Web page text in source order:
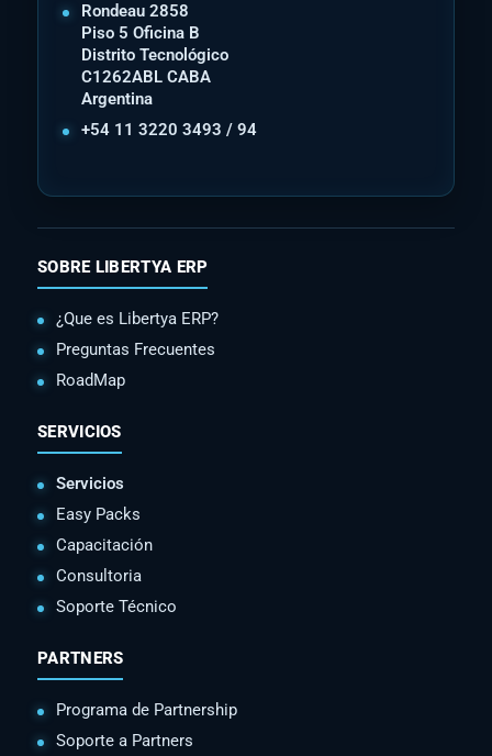
Rondeau 2858
Piso 5 Oficina B
Distrito Tecnológico
C1262ABL CABA
Argentina
+54 11 3220 3493 / 94
SOBRE LIBERTYA ERP
¿Que es Libertya ERP?
Preguntas Frecuentes
RoadMap
SERVICIOS
Servicios
Easy Packs
Capacitación
Consultoria
Soporte Técnico
PARTNERS
Programa de Partnership
Soporte a Partners